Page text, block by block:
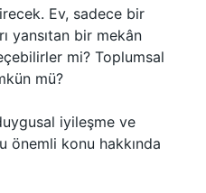
Ev, sadece bir
yansıtan bir mekân
mi? Toplumsal
mü?
iyileşme ve
önemli konu hakkında